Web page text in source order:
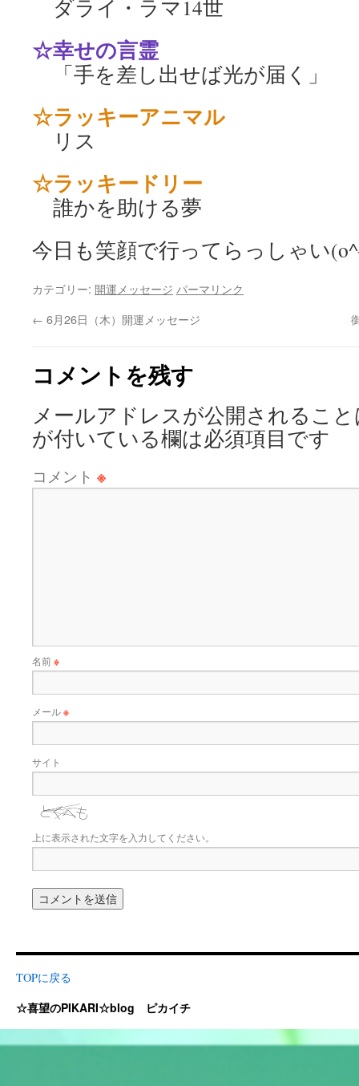
ダライ・ラマ14世
☆幸せの言霊
「手を差し出せば光が届く」
☆ラッキーアニマル
リス
☆ラッキードリー
誰かを助ける夢
今日も笑顔で行ってらっしゃい
カテゴリー: 開運メッセージ パーマリンク
← 6月26日（木）開運メッセージ
コメントを残す
メールアドレスが公開されるこ
が付いている欄は必須項目です
コメント ※
名前※
メール※
サイト
上に表示された文字を入力してください。
TOPに戻る
☆喜望のPIKARI☆blog ピカイチ